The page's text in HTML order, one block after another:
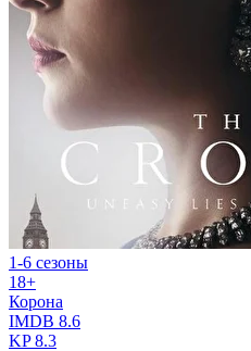
1-6 сезоны
18+
Корона
IMDB 8.6
KP8.3